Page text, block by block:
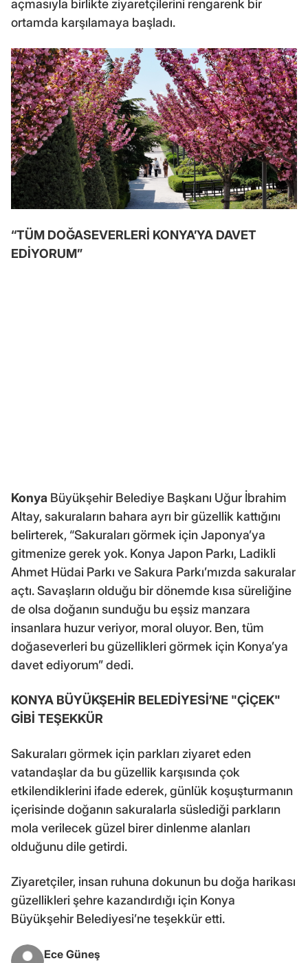
açmasıyla birlikte ziyaretçilerini rengarenk bir
ortamda karşılamaya başladı.
“TÜM DOĞASEVERLERİ KONYA’YA DAVET
EDİYORUM”
Konya Büyükşehir Belediye Başkanı Uğur İbrahim
Altay, sakuraların bahara ayrı bir güzellik kattığını
belirterek, “Sakuraları görmek için Japonya’ya
gitmenize gerek yok. Konya Japon Parkı, Ladikli
Ahmet Hüdai Parkı ve Sakura Parkı’mızda sakuralar
açtı. Savaşların olduğu bir dönemde kısa süreliğine
de olsa doğanın sunduğu bu eşsiz manzara
insanlara huzur veriyor, moral oluyor. Ben, tüm
doğaseverleri bu güzellikleri görmek için Konya’ya
davet ediyorum” dedi.
KONYA BÜYÜKŞEHİR BELEDİYESİ’NE "ÇİÇEK"
GİBİ TEŞEKKÜR
Sakuraları görmek için parkları ziyaret eden
vatandaşlar da bu güzellik karşısında çok
etkilendiklerini ifade ederek, günlük koşuşturmanın
içerisinde doğanın sakuralarla süslediği parkların
mola verilecek güzel birer dinlenme alanları
olduğunu dile getirdi.
Ziyaretçiler, insan ruhuna dokunun bu doğa harikası
güzellikleri şehre kazandırdığı için Konya
Büyükşehir Belediyesi’ne teşekkür etti.
Ece Güneş